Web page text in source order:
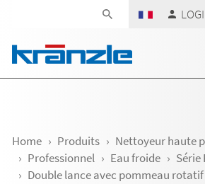
Home Produits
Nettoyeur haute
Professionnel
Eau froide
Série
Double lance avec pommeau rotatif